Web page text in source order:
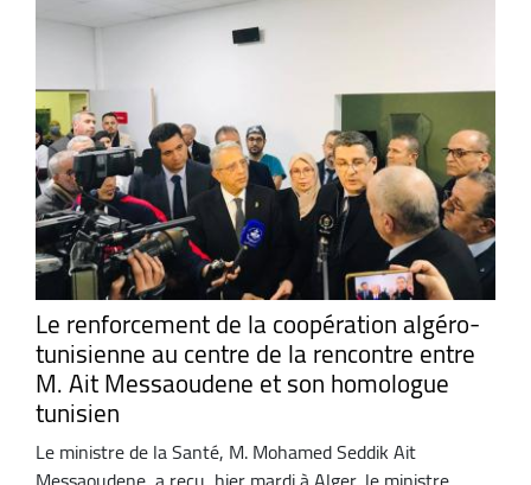
Le renforcement de la coopération algéro-
tunisienne au centre de la rencontre entre
M. Ait Messaoudene et son homologue
tunisien
Le ministre de la Santé, M. Mohamed Seddik Ait